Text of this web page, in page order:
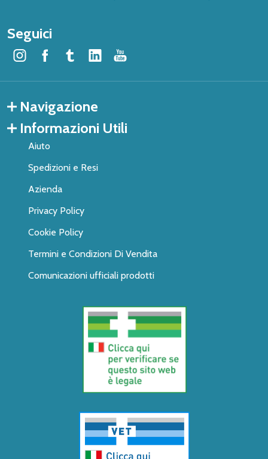
Seguici
Navigazione
Informazioni Utili
Aiuto
Spedizioni e Resi
Azienda
Privacy Policy
Cookie Policy
Termini e Condizioni Di Vendita
Comunicazioni ufficiali prodotti